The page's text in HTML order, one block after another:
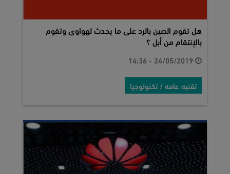
هل تقوم الصين بالرد على ما يحدث لهواوى وتقوم
بالإنتقام من أبل ؟
تقنيه عامه / تكنولوجيا